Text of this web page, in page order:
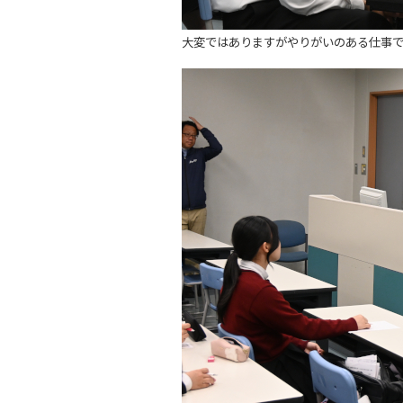
大変ではありますがやりがいのある仕事